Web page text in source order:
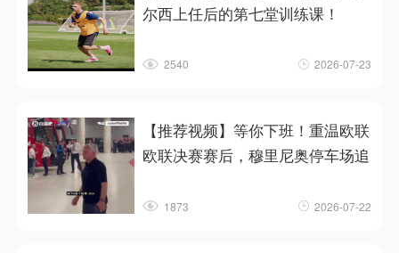
尔西上任后的第七堂训练课！
2540 2026-07-23
【推荐视频】等你下班！重温欧联
欧联决赛赛后，穆里尼奥停车场追
1873 2026-07-22